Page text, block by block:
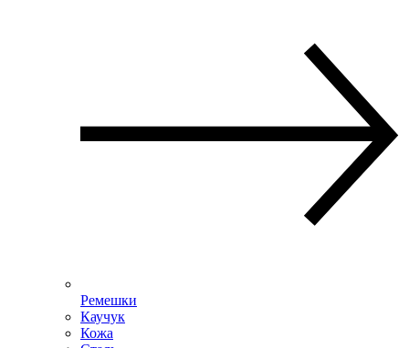
Ремешки
Каучук
Кожа